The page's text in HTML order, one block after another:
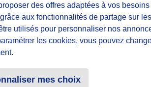
Youth
!
30 maximum
des offres adaptées à vos
aux fonctionnalités de partage sur
utilisés pour personnaliser nos
les cookies, vous pouvez
mes choix